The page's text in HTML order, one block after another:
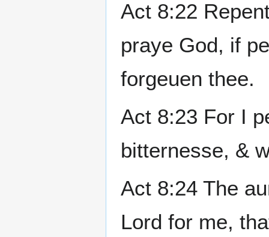
Act 8:22
praye God, if
forgeuen thee.
Act 8:23 For I
bitternesse, &
Act 8:24 The
Lord for me,